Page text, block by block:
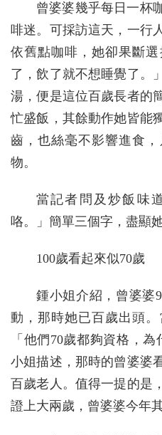
曾婆婆幾乎每日一杯
啡迷。可採訪這天，一行
依舊點咖啡，她卻果斷
了，飲了就不想睡覺了。
湯，便是這位百歲長者的
忙盛飯，其餘動作她皆能
齒，也絲毫不影響進食
物。
當記者問及炒飯味
咯。」簡單三個字，盡顯
100歲看起來似70歲
鍾小姐介紹，曾婆婆
動，那時她已百歲出頭
「他們70歲都夠資格，
小姐描述，那時的曾婆婆
百歲老人。值得一提的是
證上大兩歲，曾婆婆今年其